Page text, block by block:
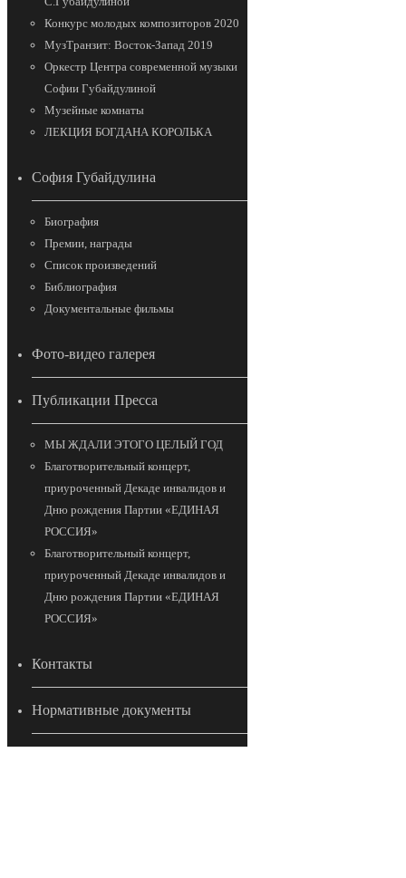
Конкурс молодых композиторов 2020
МузТранзит: Восток-Запад 2019
Оркестр Центра современной музыки
Софии Губайдулиной
Музейные комнаты
ЛЕКЦИЯ БОГДАНА КОРОЛЬКА
София Губайдулина
Биография
Премии, награды
Список произведений
Библиография
Документальные фильмы
Фото-видео галерея
Публикации Пресса
МЫ ЖДАЛИ ЭТОГО ЦЕЛЫЙ ГОД
Благотворительный концерт,
приуроченный Декаде инвалидов и
Дню рождения Партии «ЕДИНАЯ
РОССИЯ»
Благотворительный концерт,
приуроченный Декаде инвалидов и
Дню рождения Партии «ЕДИНАЯ
РОССИЯ»
Контакты
Нормативные документы